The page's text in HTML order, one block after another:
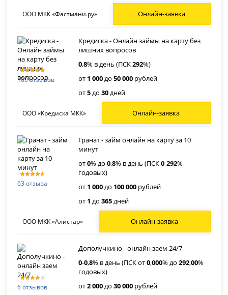
ООО МКК «Фастмани.ру» Онлайн-заявка
109 отзывов
Кредиска - Онлайн займы на карту без
лишних вопросов
0,8% в день (ПСК292%)
от 1 000до50 000 рублей
от5до30дней
ООО «Кредиска МКК» Онлайн-заявка
63 отзыва
Гранат - займ онлайн на карту за 10
минут
от0% до0,8% в день (ПСК0-292%
годовых)
от 1 000до 100 000 рублей
от 1 до365дней
ООО МКК «Алистар» Онлайн-заявка
6 отзывов
Дополучкино - онлайн заем 24/7
0-0,8% в день (ПСК от0,000% до292,00%
годовых)
от2 000до30 000 рублей